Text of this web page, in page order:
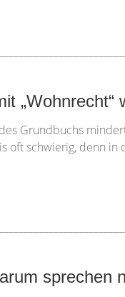
„Wohnrecht“
Grundbuchs
oft schwierig, denn
sprechen